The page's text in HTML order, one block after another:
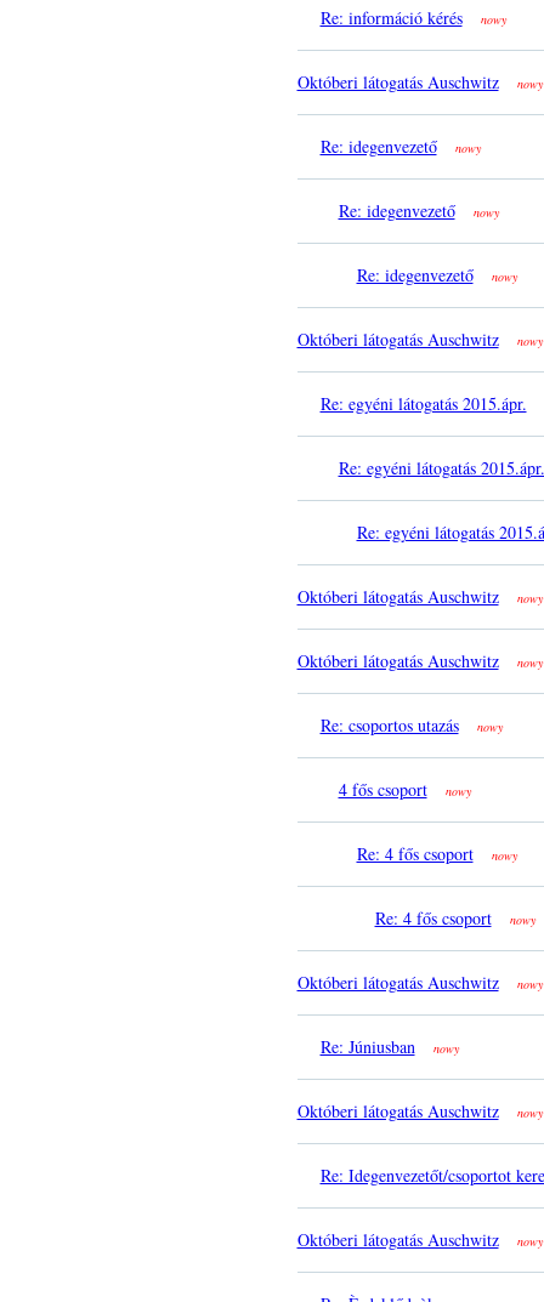
Re: információ kérés nowy
Októberi látogatás Auschwitz nowy
Re: idegenvezető nowy
Re: idegenvezető nowy
Re: idegenvezető nowy
Októberi látogatás Auschwitz nowy
Re: egyéni látogatás 2015.ápr.
Re: egyéni látogatás 2015.ápr.
Re: egyéni látogatás
Októberi látogatás Auschwitz nowy
Októberi látogatás Auschwitz nowy
Re: csoportos utazás nowy
4 fős csoport nowy
Re: 4 fős csoport nowy
Re: 4 fős csoport nowy
Októberi látogatás Auschwitz nowy
Re: Júniusban nowy
Októberi látogatás Auschwitz nowy
Re: Idegenvezetőt/csoportot
Októberi látogatás Auschwitz nowy